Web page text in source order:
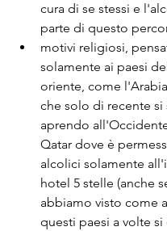
cura di se stessi e
parte di questo
motivi religiosi,
solamente ai paesi
oriente, come
che solo di recente si
aprendo
Qatar dove è
alcolici solamente
hotel 5 stelle (anche
abbiamo visto come
questi paesi a volte